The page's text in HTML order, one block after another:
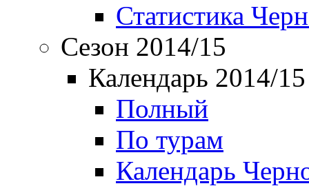
Статистика
Сезон 2014/15
Календарь 2014/15
Полный
По турам
Календарь